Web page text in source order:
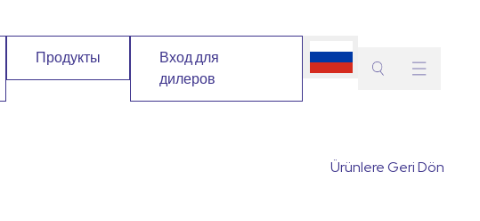
Продукты
Вход для
дилеров
Выберите
Ürünlere Geri Dön